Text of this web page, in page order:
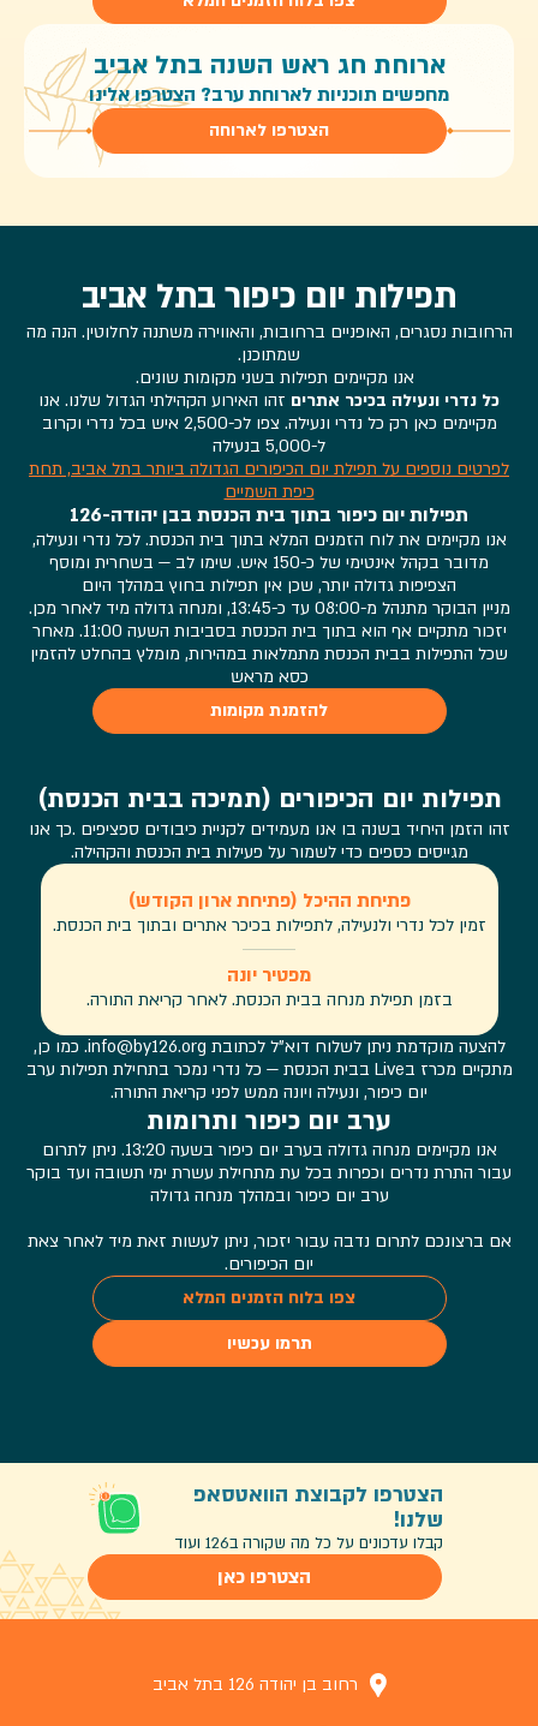
ארוחת חג ראש השנה בתל אביב
מחפשים תוכניות לארוחת ערב? הצטרפו אלינו
הצטרפו לארוחה
תפילות יום כיפור בתל אביב
הרחובות נסגרים, האופניים ברחובות, והאווירה משתנה לחלוטין. הנה מה
שמתוכנן.
אנו מקיימים תפילות בשני מקומות שונים.
כל נדרי ונעילה בכיכר אתרים זהו האירוע הקהילתי הגדול שלנו. אנו
מקיימים כאן רק כל נדרי ונעילה. צפו לכ-2,500 איש בכל נדרי וקרוב
ל-5,000 בנעילה
לפרטים נוספים על תפילת יום הכיפורים הגדולה ביותר בתל אביב, תחת
כיפת השמיים
תפילות יום כיפור בתוך בית הכנסת בבן יהודה-126
אנו מקיימים את לוח הזמנים המלא בתוך בית הכנסת. לכל נדרי ונעילה,
מדובר בקהל אינטימי של כ-150 איש. שימו לב — בשחרית ומוסף
הצפיפות גדולה יותר, שכן אין תפילות בחוץ במהלך היום
מניין הבוקר מתנהל מ-08:00 עד כ-13:45, ומנחה גדולה מיד לאחר מכן.
יזכור מתקיים אף הוא בתוך בית הכנסת בסביבות השעה 11:00. מאחר
שכל התפילות בבית הכנסת מתמלאות במהירות, מומלץ בהחלט להזמין
כסא מראש
להזמנת מקומות
תפילות יום הכיפורים (תמיכה בבית הכנסת)
זהו הזמן היחיד בשנה בו אנו מעמידים לקניית כיבודים ספציפים .כך אנו
מגייסים כספים כדי לשמור על פעילות בית הכנסת והקהילה.
פתיחת ההיכל (פתיחת ארון הקודש)
זמין לכל נדרי ולנעילה, לתפילות בכיכר אתרים ובתוך בית הכנסת.
מפטיר יונה
בזמן תפילת מנחה בבית הכנסת. לאחר קריאת התורה.
להצעה מוקדמת ניתן לשלוח דוא"ל לכתובת info@by126.org. כמו כן,
מתקיים מכרז בLive בבית הכנסת — כל נדרי נמכר בתחילת תפילות ערב
יום כיפור, ונעילה ויונה ממש לפני קריאת התורה.
ערב יום כיפור ותרומות
אנו מקיימים מנחה גדולה בערב יום כיפור בשעה 13:20. ניתן לתרום
עבור התרת נדרים וכפרות בכל עת מתחילת עשרת ימי תשובה ועד בוקר
ערב יום כיפור ובמהלך מנחה גדולה
אם ברצונכם לתרום נדבה עבור יזכור, ניתן לעשות זאת מיד לאחר צאת
יום הכיפורים.
צפו בלוח הזמנים המלא
תרמו עכשיו
הצטרפו לקבוצת הוואטסאפ
שלנו!
קבלו עדכונים על כל מה שקורה ב126 ועוד
הצטרפו כאן
רחוב בן יהודה 126 בתל אביב